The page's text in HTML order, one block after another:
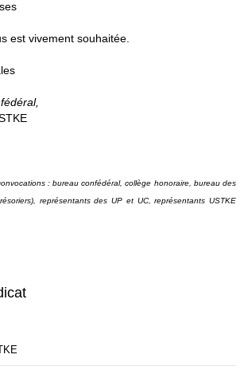
est vivement souhaitée.
: bureau confédéral, collège honoraire, bureau des
représentants des UP et UC, représentants USTKE